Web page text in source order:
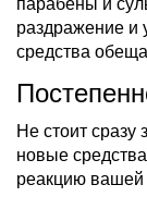
раздражение и
средства
Не стоит сразу
новые
реакцию вашей